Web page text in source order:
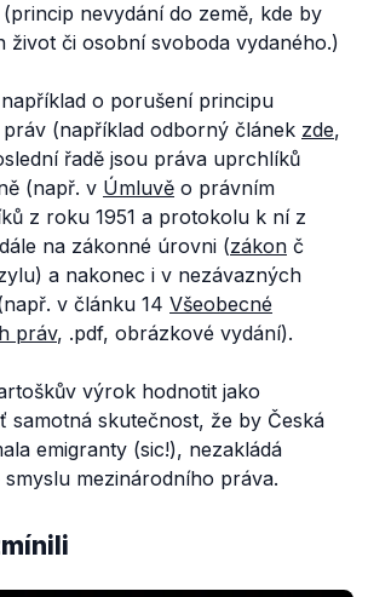
(princip nevydání do země, kde by
život či osobní svoboda vydaného.)
o porušení principu
(například odborný článek zde,
řadě jsou práva uprchlíků
(např. v Úmluvě o právním
z roku 1951 a protokolu k ní z
na zákonné úrovni (zákon č
a nakonec i v nezávazných
v článku 14 Všeobecné
práv, .pdf, obrázkové vydání).
výrok hodnotit jako
samotná skutečnost, že by Česká
emigranty (sic!), nezakládá
mezinárodního práva.